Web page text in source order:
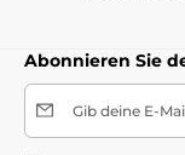
Abonnieren Sie
Gib deine E-